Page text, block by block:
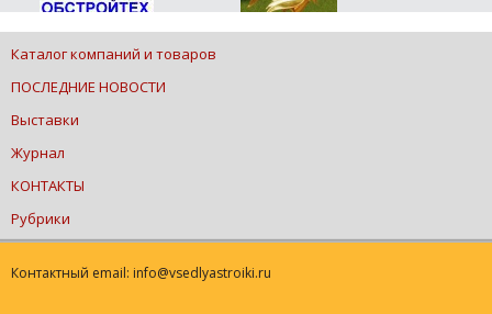
Каталог компаний и товаров
ПОСЛЕДНИЕ НОВОСТИ
Выставки
Журнал
КОНТАКТЫ
Рубрики
Контактный email: info@vsedlyastroiki.ru